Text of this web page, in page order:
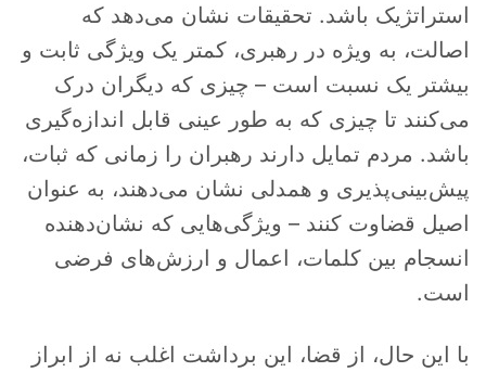
استراتژیک باشد. تحقیقات نشان می‌دهد که
اصالت، به ویژه در رهبری، کمتر یک ویژگی ثابت و
بیشتر یک نسبت است – چیزی که دیگران درک
می‌کنند تا چیزی که به طور عینی قابل اندازه‌گیری
باشد. مردم تمایل دارند رهبران را زمانی که ثبات،
پیش‌بینی‌پذیری و همدلی نشان می‌دهند، به عنوان
اصیل قضاوت کنند – ویژگی‌هایی که نشان‌دهنده
انسجام بین کلمات، اعمال و ارزش‌های فرضی
است.
با این حال، از قضا، این برداشت اغلب نه از ابراز